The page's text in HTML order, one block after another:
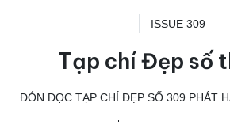
ISSUE 309
Tạp chí Đẹp số
ĐÓN ĐỌC TẠP CHÍ ĐẸP SỐ 309 PHÁT